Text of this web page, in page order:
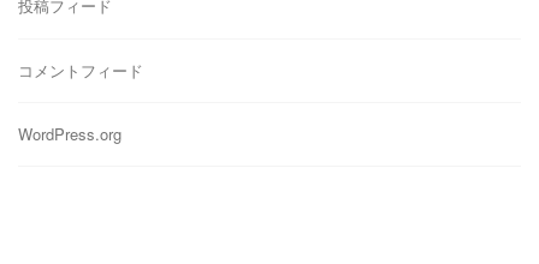
投稿フィード
コメントフィード
WordPress.org